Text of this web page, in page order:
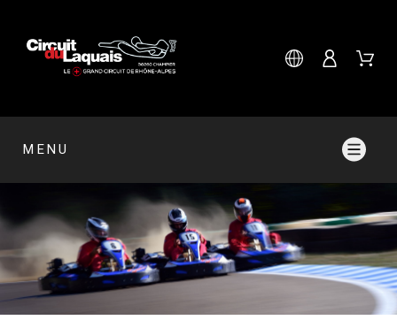
MENU